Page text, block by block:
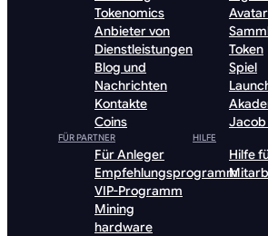
Tokenomics
Anbieter von
Dienstleistungen
Blog und
Nachrichten
Kontakte
Coins
Token
Spiel
Jacob
FÜR PARTNER
Für Anleger
Empfehlungsprogramm
VIP-Programm
Mining
hardware
HILFE
Hilfe